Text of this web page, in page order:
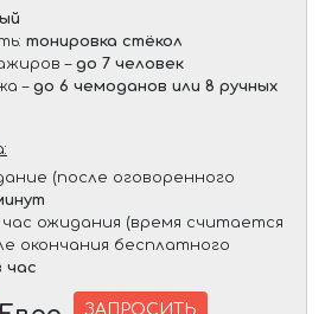
тонировка стёкол
– до 7 человек
– до 6 чемоданов или 8 ручных
(после оговоренного
ожидания (время считается
окончания бесплатного
час
ЗАПРОСИТЬ